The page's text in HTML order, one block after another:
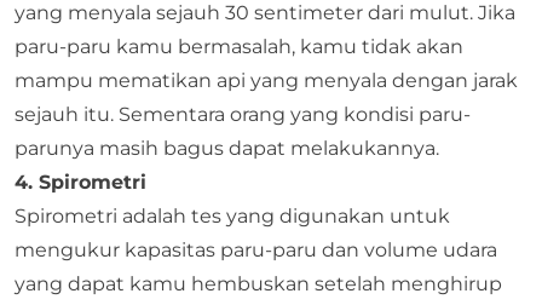
yang menyala sejauh 30 sentimeter dari mulut. Jika
paru-paru kamu bermasalah, kamu tidak akan
mampu mematikan api yang menyala dengan jarak
sejauh itu. Sementara orang yang kondisi paru-
parunya masih bagus dapat melakukannya.
4. Spirometri
Spirometri adalah tes yang digunakan untuk
mengukur kapasitas paru-paru dan volume udara
yang dapat kamu hembuskan setelah menghirup